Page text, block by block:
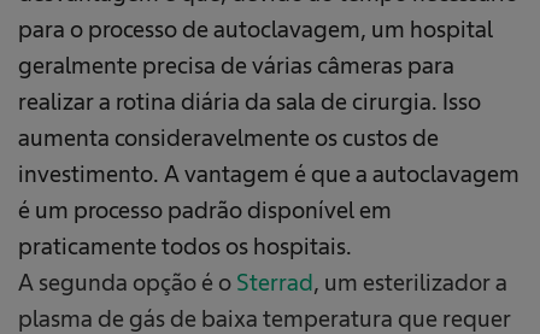
para o processo de autoclavagem, um hospital
geralmente precisa de várias câmeras para
realizar a rotina diária da sala de cirurgia. Isso
aumenta consideravelmente os custos de
investimento. A vantagem é que a autoclavagem
é um processo padrão disponível em
praticamente todos os hospitais.
A segunda opção é o Sterrad, um esterilizador a
plasma de gás de baixa temperatura que requer